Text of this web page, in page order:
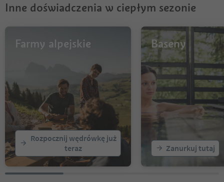
10
12
17
18
19
21
22
23
24
25
26
Inne doświadczenia w ciepłym sezonie
Farmy alpejskie
Rozpocznij wędrówkę już
teraz
Baseny
Zanurkuj tutaj